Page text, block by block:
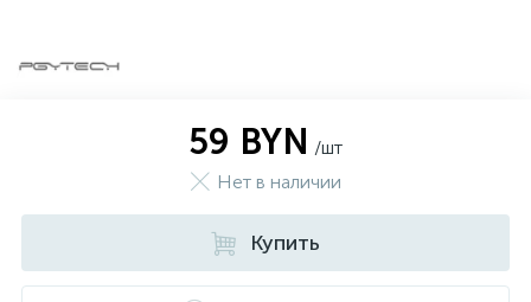
59 BYN /шт
Нет в наличии
Купить